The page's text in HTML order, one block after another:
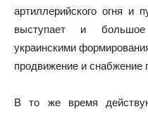
артиллерийского огня и
выступает и большое
украинскими
продвижение и снабжение
В то же время